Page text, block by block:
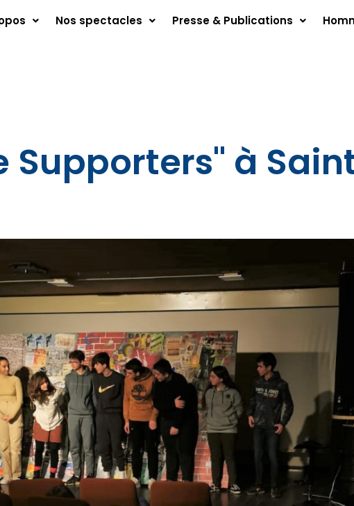
Nos spectacles Presse & Publications
Supporters" à